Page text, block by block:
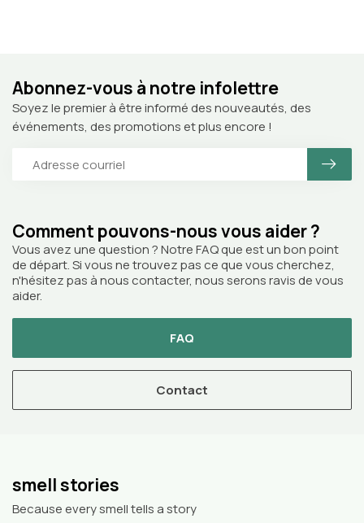
Comment pouvons-nous vous aider ?
Vous avez une question ? Notre FAQ que est un bon point
de départ. Si vous ne trouvez pas ce que vous cherchez,
n'hésitez pas à nous contacter, nous serons ravis de vous
aider.
FAQ
Contact
Abonnez-vous à notre infolettre
Soyez le premier à être informé des nouveautés, des
événements, des promotions et plus encore !
smell stories
Because every smell tells a story